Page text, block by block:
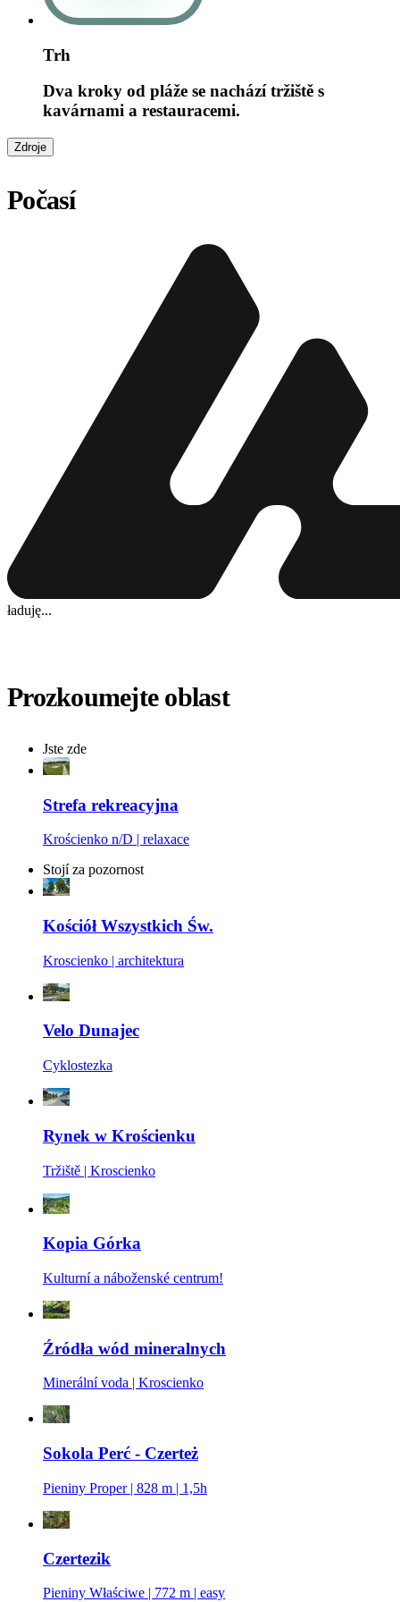
Trh
Dva kroky od pláže se nachází tržiště s
kavárnami a restauracemi.
Zdroje
Počasí
ładuję...
Prozkoumejte oblast
Jste zde
Strefa rekreacyjna
Krościenko n/D | relaxace
Stojí za pozornost
Kościół Wszystkich Św.
Kroscienko | architektura
Velo Dunajec
Cyklostezka
Rynek w Krościenku
Tržiště | Kroscienko
Kopia Górka
Kulturní a náboženské centrum!
Źródła wód mineralnych
Minerální voda | Kroscienko
Sokola Perć - Czerteż
Pieniny Proper | 828 m | 1,5h
Czertezik
Pieniny Właściwe | 772 m | easy